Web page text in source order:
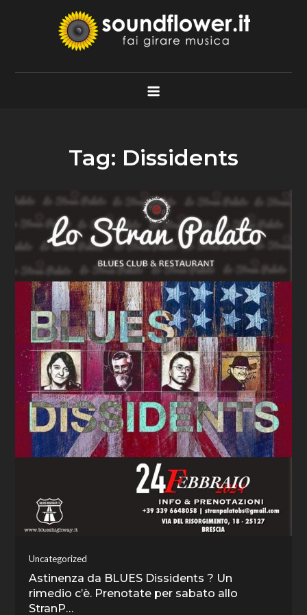
Soundflower.it
Fai Girare Musica
Tag: Dissidents
Uncategorized
Astinenza da BLUES Dissidents ? Un
rimedio c’è. Prenotate per sabato allo
StranP…